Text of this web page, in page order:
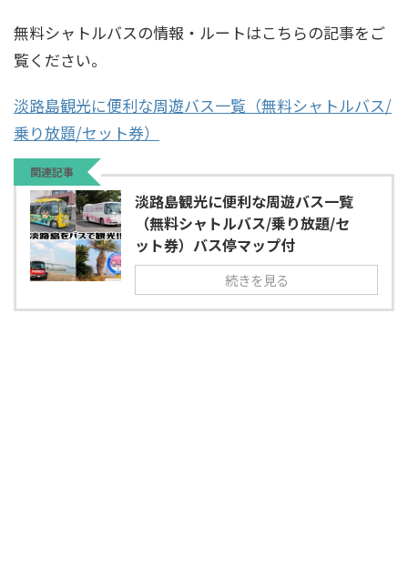
無料シャトルバスの情報・ルートはこちらの記事をご
覧ください。
淡路島観光に便利な周遊バス一覧（無料シャトルバス/
乗り放題/セット券）
関連記事
淡路島観光に便利な周遊バス一覧
（無料シャトルバス/乗り放題/セ
ット券）バス停マップ付
続きを見る